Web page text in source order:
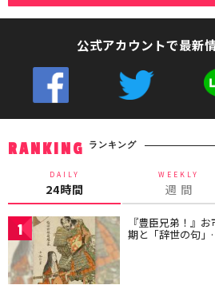
公式アカウントで最新
RANKING ランキング
DAILY
24時間
WEEKLY
週 間
1 『豊臣兄弟！』
期と「辞世の句